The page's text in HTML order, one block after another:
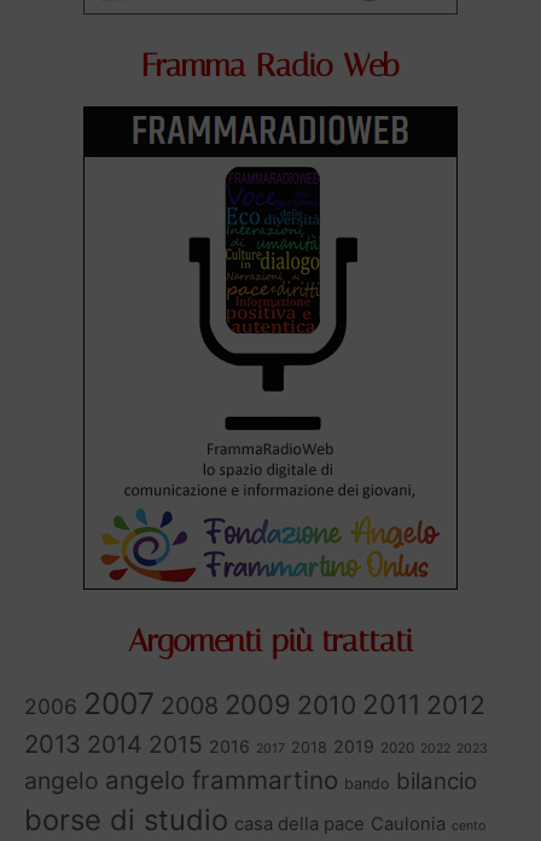
Framma Radio Web
Argomenti più trattati
2006 2007 2008 2009 2010 2011 2012
2013 2014 2015 2016 2017 2018 2019 2020 2022 2023
angelo angelo frammartino bando bilancio
borse di studio casa della pace Caulonia cento